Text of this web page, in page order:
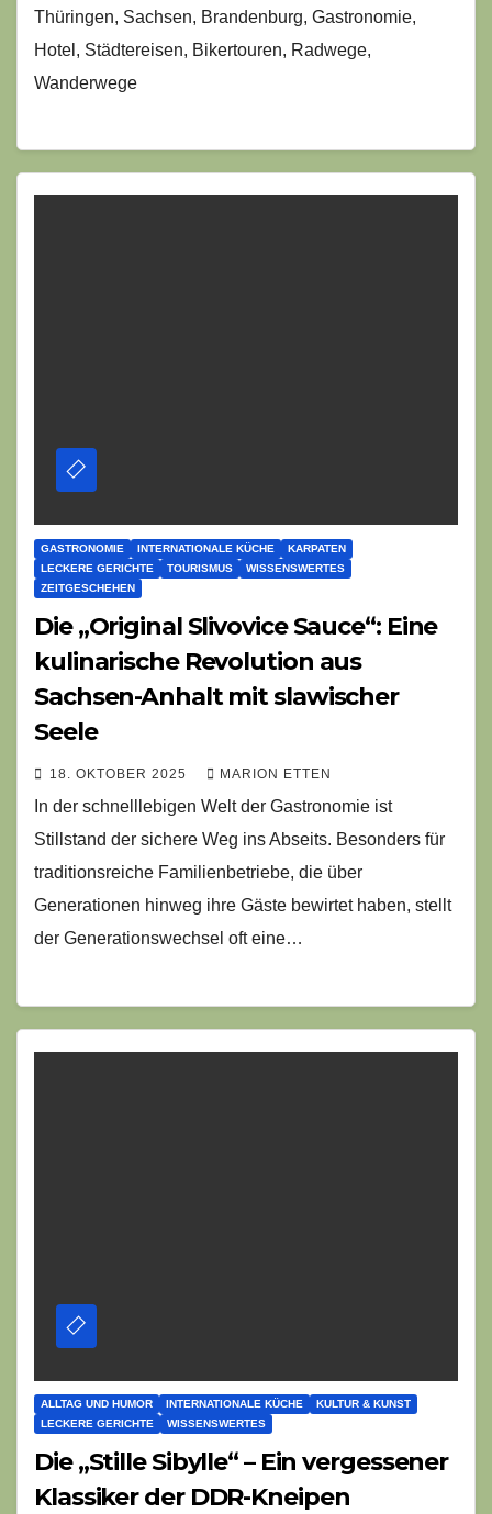
Thüringen, Sachsen, Brandenburg, Gastronomie,
Hotel, Städtereisen, Bikertouren, Radwege,
Wanderwege
GASTRONOMIE INTERNATIONALE KÜCHE
KARPATEN
LECKERE GERICHTE
TOURISMUS
WISSENSWERTES
ZEITGESCHEHEN
Die „Original Slivovice Sauce“: Eine
kulinarische Revolution aus
Sachsen-Anhalt mit slawischer
Seele
18. OKTOBER 2025 MARION ETTEN
In der schnelllebigen Welt der Gastronomie ist
Stillstand der sichere Weg ins Abseits. Besonders für
traditionsreiche Familienbetriebe, die über
Generationen hinweg ihre Gäste bewirtet haben, stellt
der Generationswechsel oft eine…
ALLTAG UND HUMOR INTERNATIONALE KÜCHE
KULTUR & KUNST
LECKERE GERICHTE
WISSENSWERTES
Die „Stille Sibylle“ – Ein vergessener
Klassiker der DDR-Kneipen